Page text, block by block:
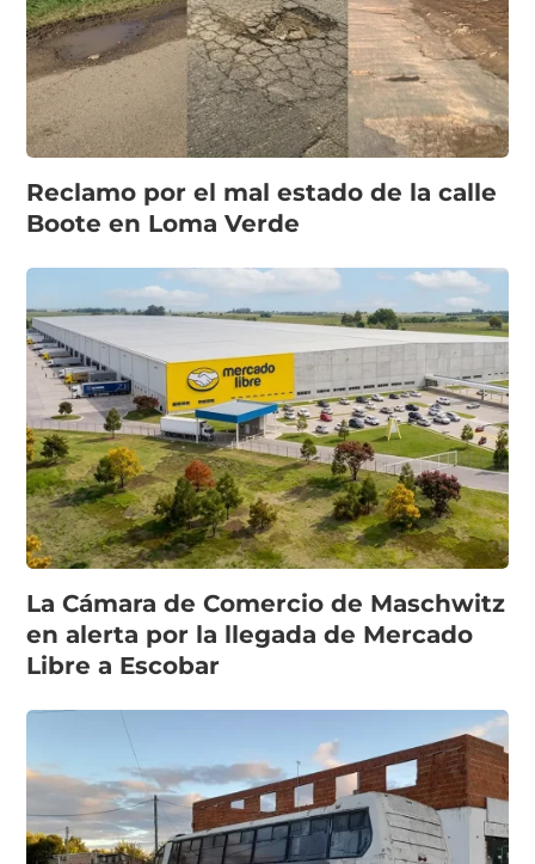
Reclamo por el mal estado de la calle
Boote en Loma Verde
La Cámara de Comercio de Maschwitz
en alerta por la llegada de Mercado
Libre a Escobar